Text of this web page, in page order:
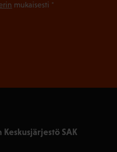
SAK
mukaisesti *